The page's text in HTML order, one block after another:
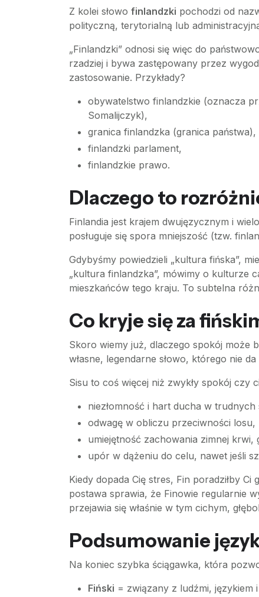
Z kolei słowo finlandzki pochodzi od
polityczną, terytorialną lub
„Finlandzki” odnosi się więc do
rzadziej i bywa zastępowany przez
zastosowanie. Przykłady?
obywatelstwo finlandzkie (oznacza
Somalijczyk),
granica finlandzka (granica państwa),
finlandzki parlament,
finlandzkie prawo.
Dlaczego to
Finlandia jest krajem dwujęzycznym i
posługuje się spora mniejszość (tzw.
Gdybyśmy powiedzieli „kultura fińska”,
„kultura finlandzka”, mówimy o kulturze
mieszkańców tego kraju. To subtelna
Co kryje się za
Skoro wiemy już, dlaczego spokój może
własne, legendarne słowo, którego nie
Sisu to coś więcej niż zwykły spokój czy
niezłomność i hart ducha w trudnych
odwagę w obliczu przeciwności losu,
umiejętność zachowania zimnej krwi,
upór w dążeniu do celu, nawet jeśli
Kiedy dopada Cię stres, Fin poradziłby
postawa sprawia, że Finowie regularnie
przejawia się właśnie w tym cichym,
Podsumowanie
Na koniec szybka ściągawka, która
Fiński = związany z ludźmi, językiem